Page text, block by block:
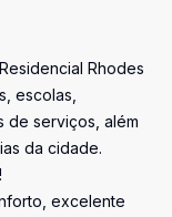
Rhodes
escolas,
de serviços, além
da cidade.
excelente